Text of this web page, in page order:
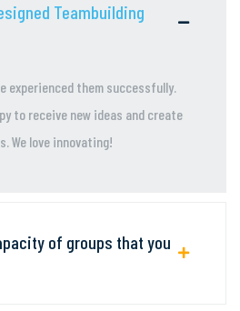
Teambuilding
experienced them successfully.
to receive new ideas and create
We love innovating!
of groups that you